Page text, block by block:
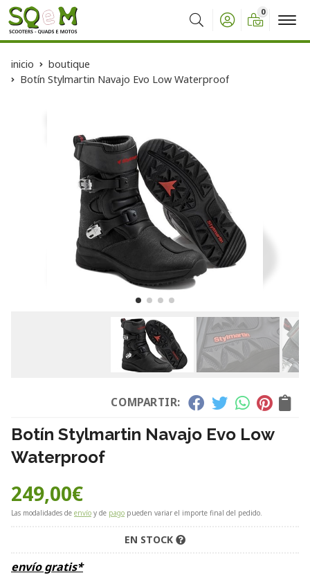
Buscar
0
inicio
boutique
Botín Stylmartin Navajo Evo Low Waterproof
COMPARTIR:
Botín Stylmartin Navajo Evo Low
Waterproof
249,00€
Las modalidades de envío y de pago pueden variar el importe final del pedido.
EN STOCK
envío gratis*